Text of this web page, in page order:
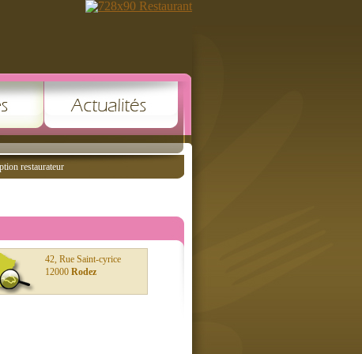
restaurateur
42, Rue Saint-cyrice
12000 Rodez